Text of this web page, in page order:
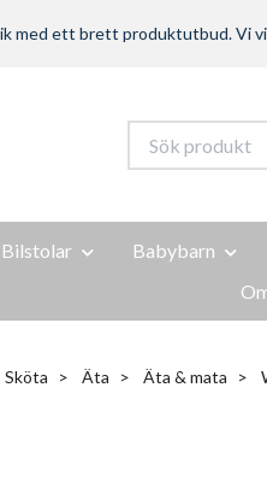
med ett brett produktutbud. Vi
Bilstolar Babybarn
Sköta Äta Äta & mata